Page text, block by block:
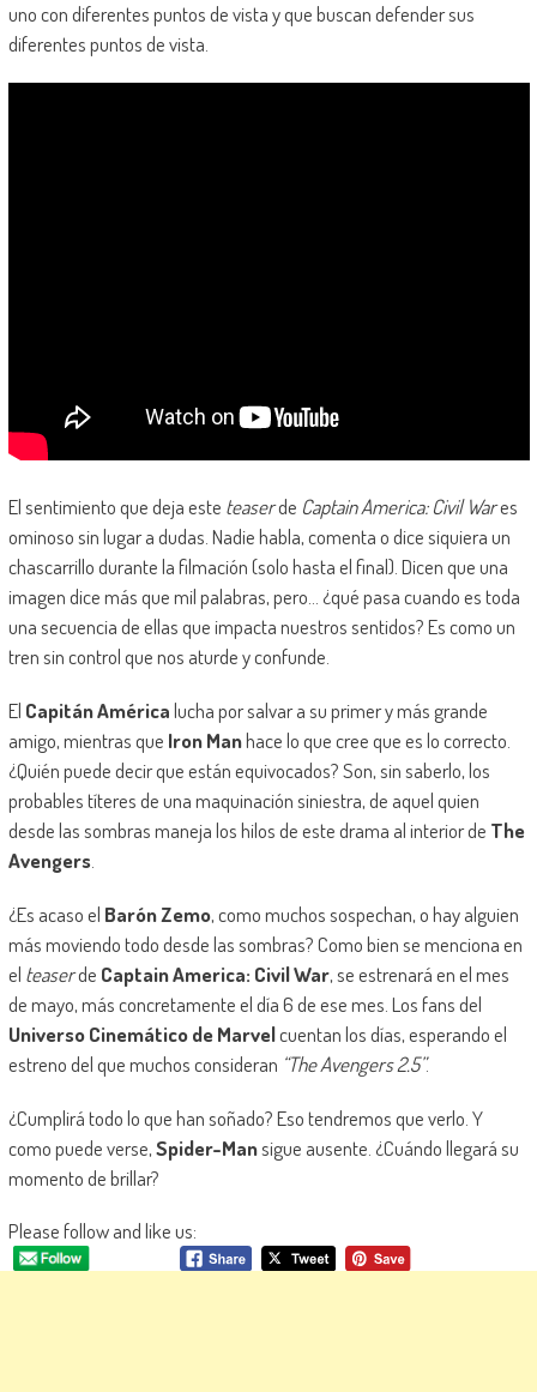
uno con diferentes puntos de vista y que buscan defender sus
diferentes puntos de vista.
El sentimiento que deja este teaserde Captain America: Civil Wares
ominoso sin lugar a dudas. Nadie habla, comenta o dice siquiera un
chascarrillo durante la filmación (solo hasta el final). Dicen que una
imagen dice más que mil palabras, pero… ¿qué pasa cuando es toda
una secuencia de ellas que impacta nuestros sentidos? Es como un
tren sin control que nos aturde y confunde.
El Capitán Américalucha por salvar a su primer y más grande
amigo, mientras que Iron Manhace lo que cree que es lo correcto.
¿Quién puede decir que están equivocados? Son, sin saberlo, los
probables títeres de una maquinación siniestra, de aquel quien
desde las sombras maneja los hilos de este drama al interior de The
Avengers.
¿Es acaso el Barón Zemo, como muchos sospechan, o hay alguien
más moviendo todo desde las sombras? Como bien se menciona en
el teaserde Captain America: Civil War, se estrenará en el mes
de mayo, más concretamente el día 6 de ese mes. Los fans del
Universo Cinemático de Marvelcuentan los días, esperando el
estreno del que muchos consideran “The Avengers 2.5”.
¿Cumplirá todo lo que han soñado? Eso tendremos que verlo. Y
como puede verse,Spider-Mansigue ausente. ¿Cuándo llegará su
momento de brillar?
Please follow and like us: